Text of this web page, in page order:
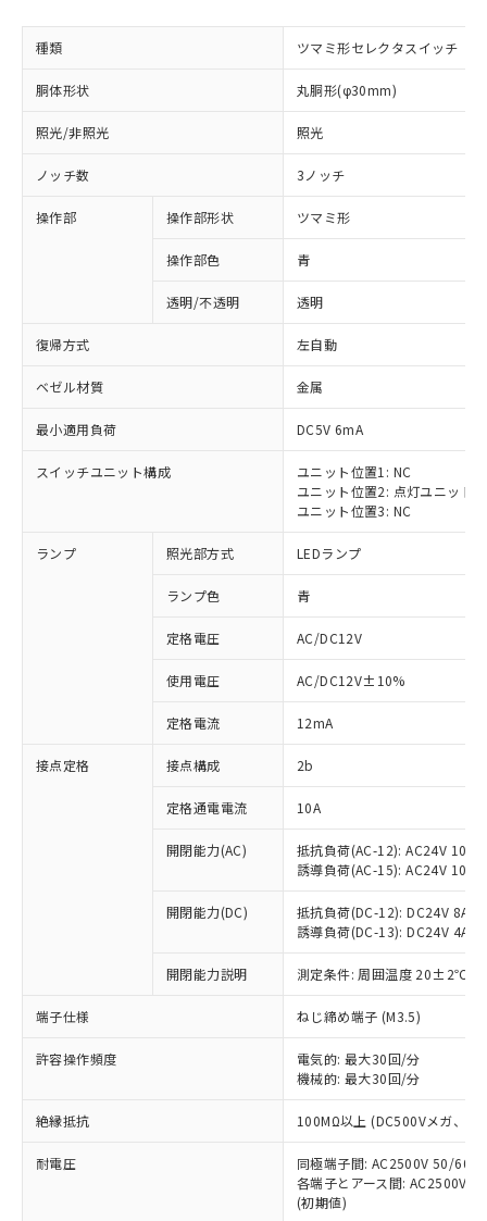
種類 ツマミ形セレクタスイッチ
胴体形状 丸胴形(φ30mm)
照光/非照光 照光
ノッチ数 3ノッチ
操作部 操作部形状 ツマミ形
操作部色 青
透明/不透明 透明
復帰方式 左自動
ベゼル材質 金属
最小適用負荷 DC5V 6mA
スイッチユニット構成
ユニット位置1: NC
ユニット位置2: 点灯ユニット
ユニット位置3: NC
ランプ 照光部方式 LEDランプ
ランプ色 青
定格電圧 AC/DC12V
使用電圧 AC/DC12V±10%
定格電流 12mA
接点定格 接点構成 2b
定格通電電流 10A
開閉能力(AC)
抵抗負荷(AC-12): AC24V 10A/
誘導負荷(AC-15): AC24V
開閉能力(DC)
抵抗負荷(DC-12): DC24V 8A/
誘導負荷(DC-13): DC24V 4A/
開閉能力説明 測定条件: 周囲温度 20±2℃、
端子仕様 ねじ締め端子 (M3.5)
許容操作頻度
電気的: 最大30回/分
機械的: 最大30回/分
絶縁抵抗 100MΩ以上 (DC500Vメガ、点
耐電圧
同極端子間: AC2500V 50/
各端子とアース間: AC2500V
(初期値)
ご利用条件
以下の条件をお読みいただき、同意のうえ
ご利用ください。
本サービスは、当社制御機器事業取扱
商品の当社在庫状況および標準価格
(税抜)を提供させていただくもので
当社制御機器事業取扱商品の中には、
本サービスの対象外となる商品もある
ことをご了承ください。
在庫状況および標準価格照会結果は、
記載している更新日時点での社内デー
タに基づき作成されるものであり、閲
覧された時点での実際の在庫および標
準価格とは異なる場合があることをご
※1 対応状況
対応済み：EU RoHS指令（10物質）の
非含有に対応した製品が提供可能な商品で
す。
対応予定：EU RoHS指令（10物質）の非含
有に対応した製品に切り替える予定のある
対応予定なし：EU RoHS指令（10物質）の
非含有に非対応の商品で、対応品を出す予
定はありません。
調査・確認中：EU RoHS指令（10物質）の
非含有の対応状況を調査中または確認中の
非該当品：ライセンス料など無形物で、有
害物質有無と関係のない商品です。
仕入先様の事情により、非含有部品として
いたものが、含有品と判明した場合などや
むを得ず変更することがあります。
六価クロム(Cr(Ⅵ)) 1000ppm以下、ポリ臭化ビフェニル
類(PBB) 1000ppm以下、ポリ臭化ジフェニルエーテル類
「○」：最大均質材料含有率が中国RoHSの
基準値以下であることを示します。
「×」：最大均質材料含有率が中国RoHSの
基準値を超えていることを示します。
「－」：未確認です。当社販売部門へお問
*中国RoHS10物質の基準値 (GB/T26572)：
Pb(鉛) :1000ppm、 Hg(水銀) : 1000ppm、 Cd(カドミウ
Cr(Ⅵ)(六価クロム) : 1000ppm、 PBBs(ポリ臭化ビフェ
当社は、これら貴社製品のうち、外国
為替および外国貿易法に定める商品
（以下｢規制貨物等」という）を輸出
または国外への提供する場合は、日本
国政府の輸出許可(または役務取引許
可)を取得するなどの必要な手続きを